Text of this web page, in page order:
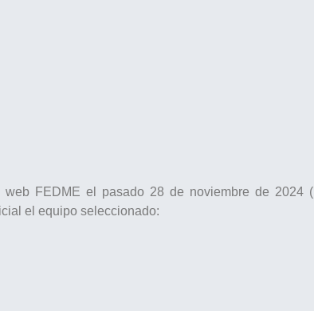
FEDME el pasado 28 de noviembre de 2024 (
el equipo seleccionado: